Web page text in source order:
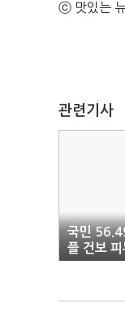
ⓒ 맛있는 뉴
관련기사
국민
플 건보
인정 반대”